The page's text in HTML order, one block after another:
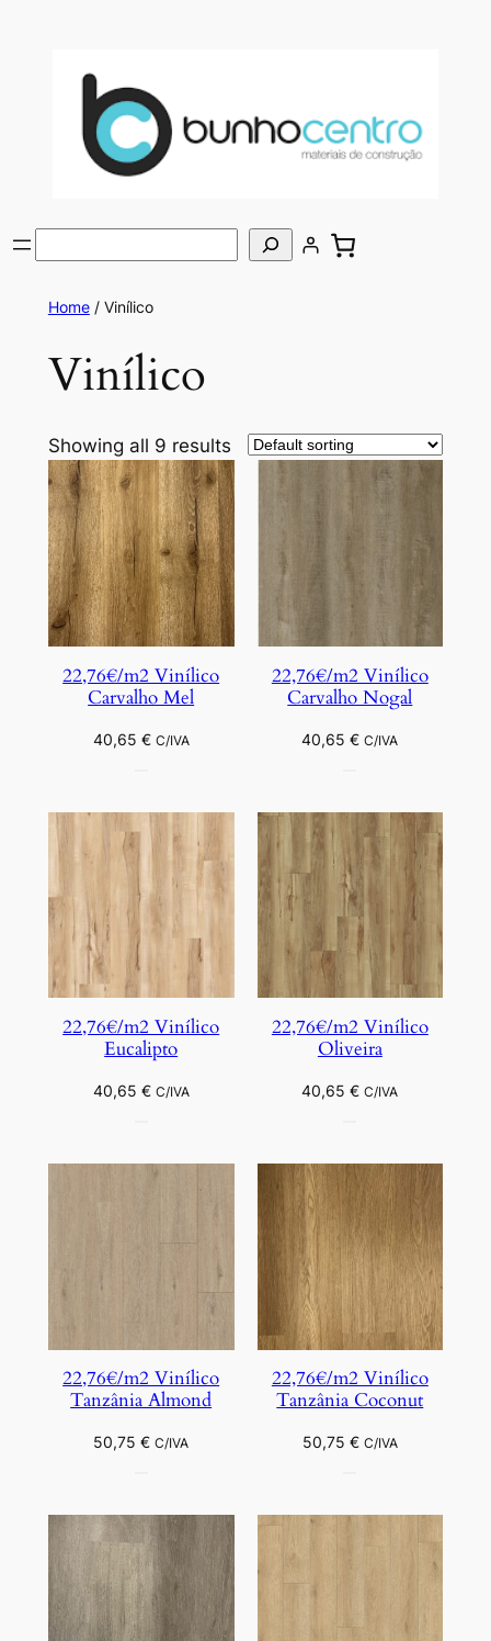
Home/ Vinílico
Vinílico
Showing all 9 results
22,76€/m2 Vinílico
Carvalho Mel
40,65 € C/IVA
22,76€/m2 Vinílico
Carvalho Nogal
40,65€ C/IVA
22,76€/m2 Vinílico
Eucalipto
40,65 € C/IVA
22,76€/m2 Vinílico
Oliveira
40,65€ C/IVA
22,76€/m2 Vinílico
Tanzânia Almond
50,75€ C/IVA
22,76€/m2 Vinílico
Tanzânia Coconut
50,75 € C/IVA